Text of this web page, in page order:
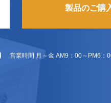
製品のご購
営業時間 月～金 AM9：00～PM6：